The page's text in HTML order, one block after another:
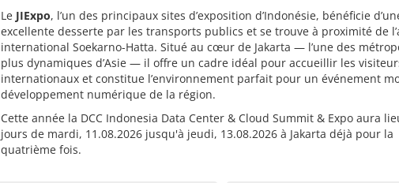
Le JIExpo, l’un des principaux sites d’exposition d’Indonésie, bénéficie
excellente desserte par les transports publics et se trouve à proximité de
international Soekarno-Hatta. Situé au cœur de Jakarta — l’une des
plus dynamiques d’Asie — il offre un cadre idéal pour accueillir les
internationaux et constitue l’environnement parfait pour un événement
développement numérique de la région.
Cette année la DCC Indonesia Data Center & Cloud Summit & Expo aura
jours de mardi, 11.08.2026 jusqu'à jeudi, 13.08.2026 à Jakarta déjà pour la
quatrième fois.